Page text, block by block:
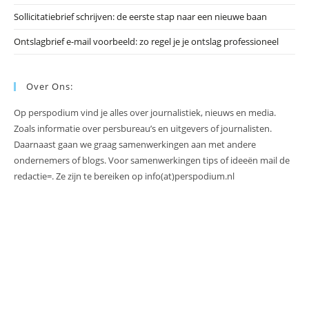
Sollicitatiebrief schrijven: de eerste stap naar een nieuwe baan
Ontslagbrief e-mail voorbeeld: zo regel je je ontslag professioneel
Over Ons:
Op perspodium vind je alles over journalistiek, nieuws en media.
Zoals informatie over persbureau’s en uitgevers of journalisten.
Daarnaast gaan we graag samenwerkingen aan met andere
ondernemers of blogs. Voor samenwerkingen tips of ideeën mail de
redactie=. Ze zijn te bereiken op info(at)perspodium.nl